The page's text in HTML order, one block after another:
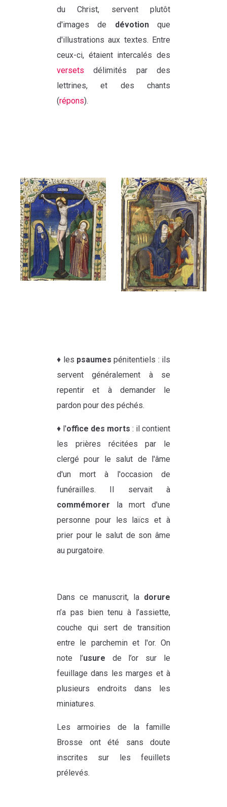
du Christ, servent plutôt
d'images de dévotionque
d'illustrations aux textes. Entre
ceux-ci, étaient intercalés des
versets délimités par des
lettrines, et des chants
(répons).
♦ les psaumes pénitentiels : ils
servent généralement à se
repentir et à demander le
pardon pour des péchés.
♦ l'office des morts : il contient
les prières récitées par le
clergé pour le salut de l'âme
d'un mort à l'occasion de
funérailles. Il servait à
commémorer la mort d'une
personne pour les laïcs et à
prier pour le salut de son âme
au purgatoire.
Dans ce manuscrit, la dorure
n’a pas bien tenu à l’assiette,
couche qui sert de transition
entre le parchemin et l'or. On
note l’usure de l’or sur le
feuillage dans les marges et à
plusieurs endroits dans les
miniatures.
Les armoiries de la famille
Brosse ont été sans doute
inscrites sur les feuillets
prélevés.